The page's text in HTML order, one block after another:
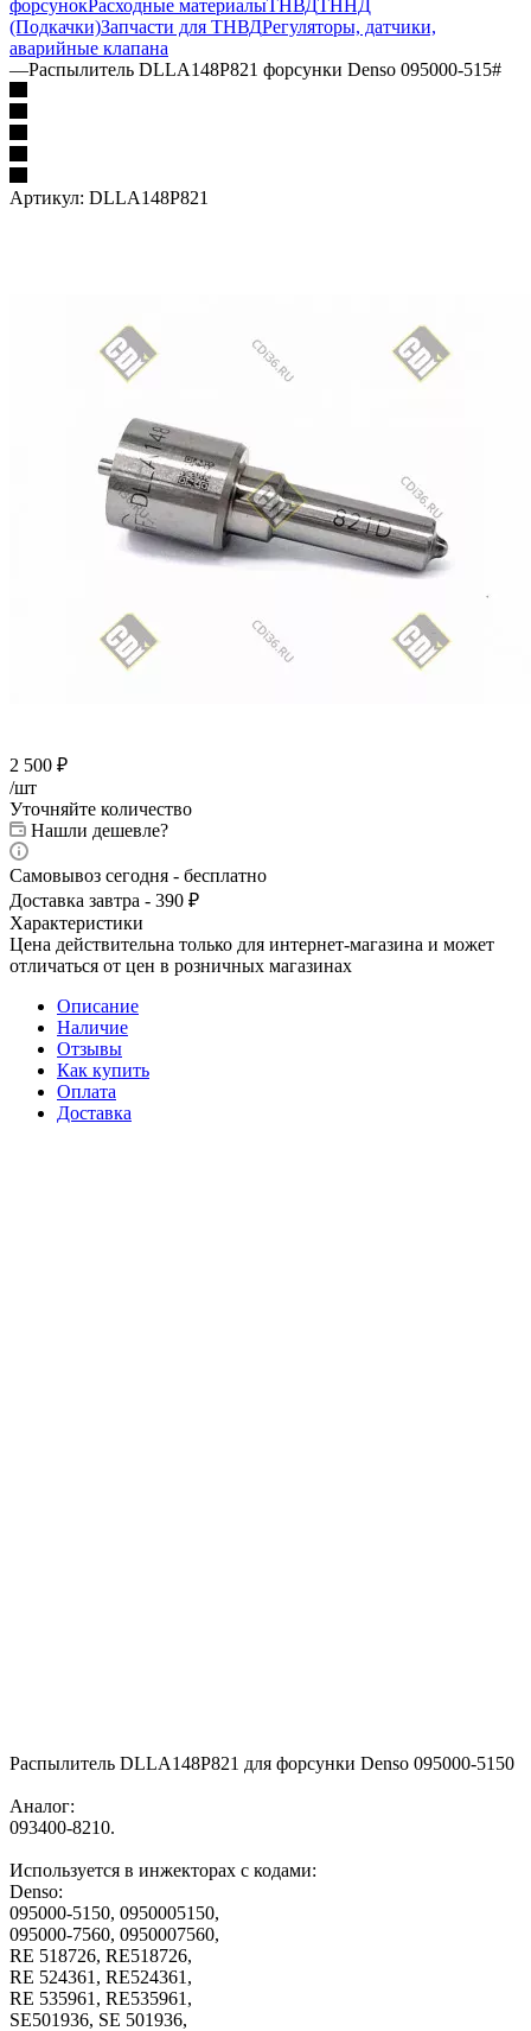
форсунокРасходные материалыТНВД ТННД
(Подкачки)Запчасти для ТНВДРегуляторы, датчики,
аварийные клапана
—Распылитель DLLA148P821 форсунки Denso 095000-515#
Артикул: DLLA148P821
2 500 ₽
/шт
Уточняйте количество
Нашли дешевле?
Самовывоз сегодня - бесплатно
Доставка завтра - 390 ₽
Характеристики
Цена действительна только для интернет-магазина и может
отличаться от цен в розничных магазинах
Описание
Наличие
Отзывы
Как купить
Оплата
Доставка
Распылитель DLLA148P821 для форсунки Denso 095000-5150
Аналог:
093400-8210.
Используется в инжекторах с кодами:
Denso:
095000-5150, 0950005150,
095000-7560, 0950007560,
RE 518726, RE518726,
RE 524361, RE524361,
RE 535961, RE535961,
SE501936, SE 501936,